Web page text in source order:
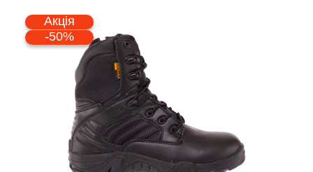
Акція
-50%